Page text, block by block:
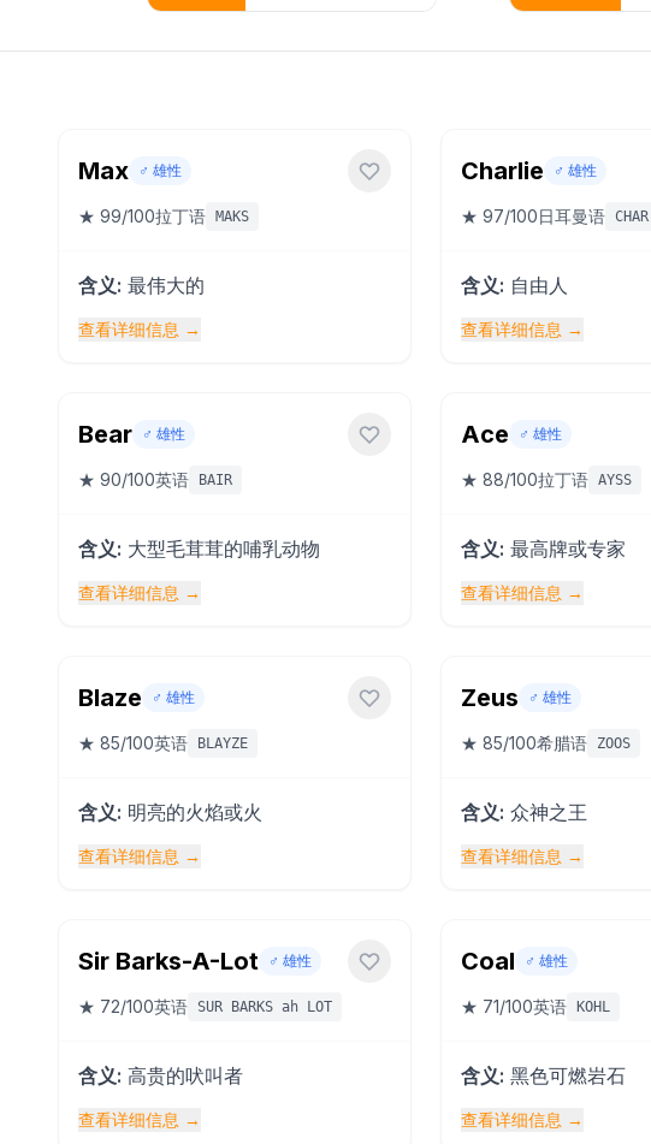
Max ♂️ 雄性
★ 99/100拉丁语 MAKS
含义: 最伟大的
查看详细信息 →
Charlie ♂️ 雄性
★ 97/100日耳曼语
含义: 自由人
查看详细信息 →
Bear ♂️ 雄性
★ 90/100英语 BAIR
含义: 大型毛茸茸的哺乳动物
查看详细信息 →
Ace ♂️ 雄性
★ 88/100拉丁语 AYSS
含义: 最高牌或专家
查看详细信息 →
Blaze ♂️ 雄性
★ 85/100英语 BLAYZE
含义: 明亮的火焰或火
查看详细信息 →
Zeus ♂️ 雄性
★ 85/100希腊语 ZOOS
含义: 众神之王
查看详细信息 →
Sir Barks-A-Lot ♂️ 雄性
★ 72/100英语 SUR BARKS ah LOT
含义: 高贵的吠叫者
查看详细信息 →
Coal ♂️ 雄性
★ 71/100英语 KOHL
含义: 黑色可燃岩石
查看详细信息 →